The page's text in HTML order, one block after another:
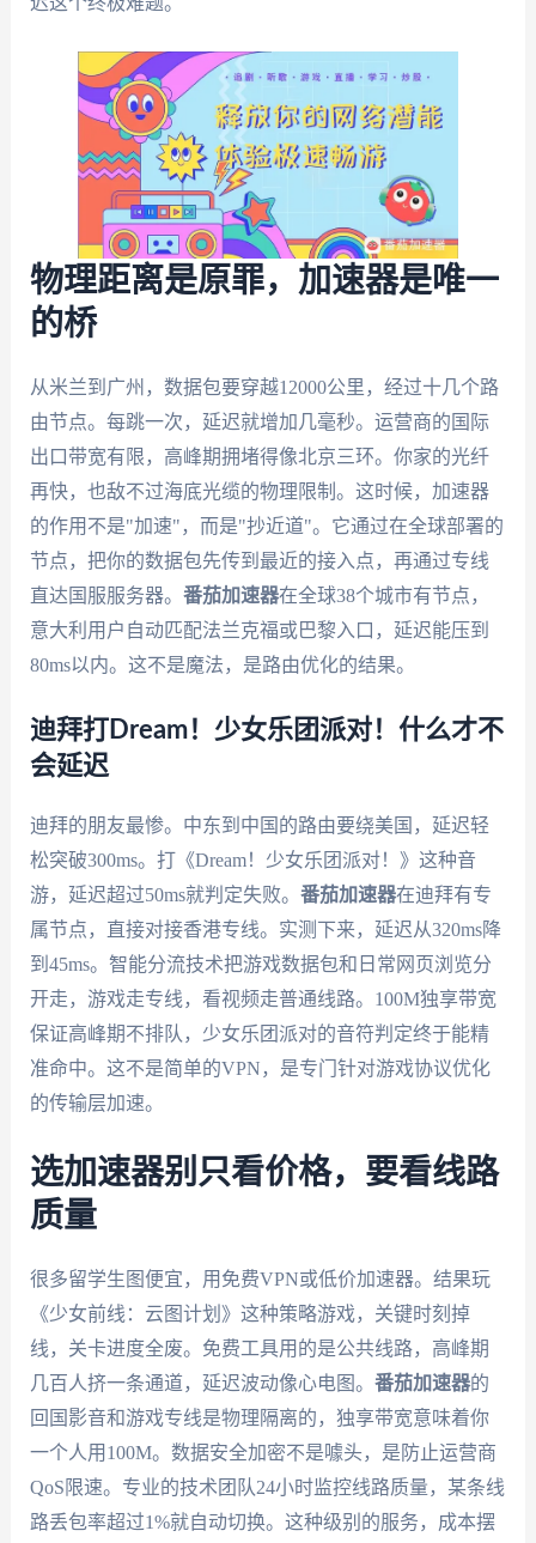
物理距离是原罪，加速器是唯一
的桥
从米兰到广州，数据包要穿越12000公里，经过十几个路
由节点。每跳一次，延迟就增加几毫秒。运营商的国际
出口带宽有限，高峰期拥堵得像北京三环。你家的光纤
再快，也敌不过海底光缆的物理限制。这时候，加速器
的作用不是"加速"，而是"抄近道"。它通过在全球部署的
节点，把你的数据包先传到最近的接入点，再通过专线
直达国服服务器。 番茄加速器在全球38个城市有节点，
意大利用户自动匹配法兰克福或巴黎入口，延迟能压到
80ms以内。这不是魔法，是路由优化的结果。
迪拜打Dream！少女乐团派对！什么才不
会延迟
迪拜的朋友最惨。中东到中国的路由要绕美国，延迟轻
松突破300ms。打《Dream！少女乐团派对！》这种音
游，延迟超过50ms就判定失败。 番茄加速器在迪拜有专
属节点，直接对接香港专线。实测下来，延迟从320ms降
到45ms。智能分流技术把游戏数据包和日常网页浏览分
开走，游戏走专线，看视频走普通线路。100M独享带宽
保证高峰期不排队，少女乐团派对的音符判定终于能精
准命中。这不是简单的VPN，是专门针对游戏协议优化
的传输层加速。
选加速器别只看价格，要看线路
质量
很多留学生图便宜，用免费VPN或低价加速器。结果玩
《少女前线：云图计划》这种策略游戏，关键时刻掉
线，关卡进度全废。免费工具用的是公共线路，高峰期
几百人挤一条通道，延迟波动像心电图。 番茄加速器的
回国影音和游戏专线是物理隔离的，独享带宽意味着你
一个人用100M。数据安全加密不是噱头，是防止运营商
QoS限速。专业的技术团队24小时监控线路质量，某条线
路丢包率超过1%就自动切换。这种级别的服务，成本摆